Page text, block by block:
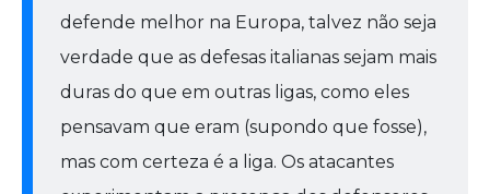
defende melhor na Europa, talvez não seja
verdade que as defesas italianas sejam mais
duras do que em outras ligas, como eles
pensavam que eram (supondo que fosse),
mas com certeza é a liga. Os atacantes